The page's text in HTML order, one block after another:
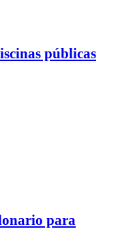
públicas
para